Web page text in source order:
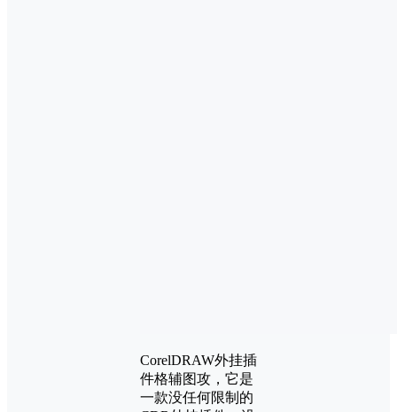
CorelDRAW外挂插
件格辅图攻，它是
一款没任何限制的